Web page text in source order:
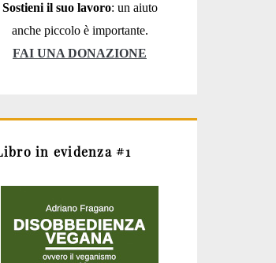
Sostieni il suo lavoro: un aiuto
anche piccolo è importante.
FAI UNA DONAZIONE
in evidenza #1